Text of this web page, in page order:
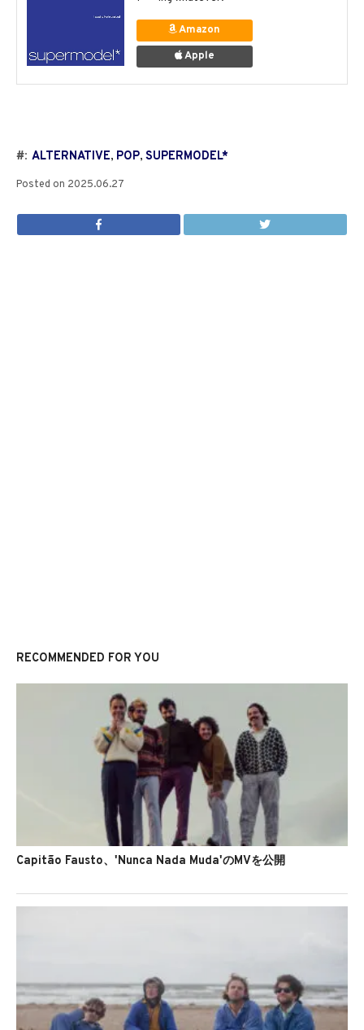
Amazon
Apple
#: ALTERNATIVE, POP, SUPERMODEL*
Posted on 2025.06.27
RECOMMENDED FOR YOU
Capitão Fausto、'Nunca Nada Muda'のMVを公開